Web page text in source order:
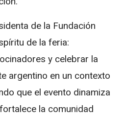
de la Fundación
de la feria:
y celebrar la
argentino en un contexto
que el evento dinamiza
la comunidad